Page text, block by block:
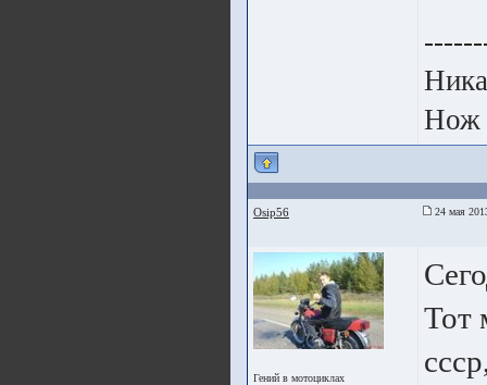
Нож
Osip56 24 мая
Гений в мотоциклах
Тот